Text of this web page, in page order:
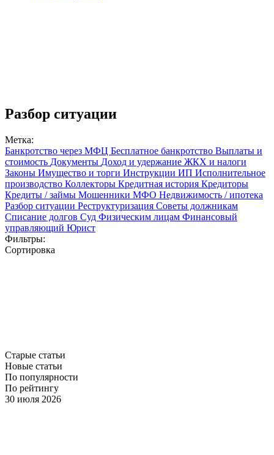
Разбор ситуации
Метка:
Банкротство через МФЦ Бесплатное банкротство Выплаты и
стоимость Документы Доход и удержание ЖКХ и налоги
Законы Имущество и торги Инструкции ИП Исполнительное
производство Коллекторы Кредитная история Кредиторы
Кредиты / займы Мошенники МФО Недвижимость / ипотека
Разбор ситуации Реструктуризация Советы должникам
Списание долгов Суд Физическим лицам Финансовый
управляющий Юрист
Фильтры:
Сортировка
Старые статьи
Новые статьи
По популярности
По рейтингу
30 июля 2026